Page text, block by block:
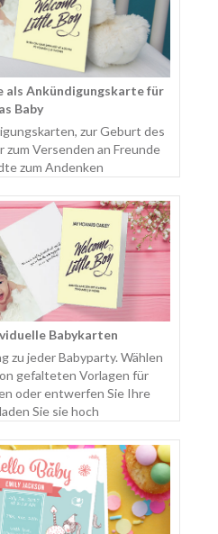
Ankündigungskarte für
Baby
zur Geburt des
zum Versenden an Freunde
zum Andenken
Babykarten
zu jeder Babyparty. Wählen
gefalteten Vorlagen für
oder entwerfen Sie Ihre
Sie sie hoch